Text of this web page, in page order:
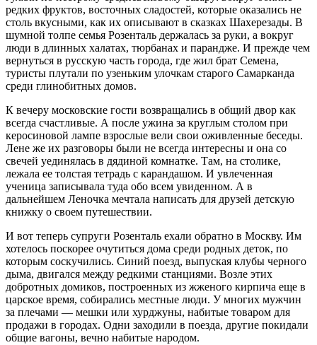
редких фруктов, восточных сладостей, которые оказались не
столь вкусными, как их описывают в сказках Шахерезады. В
шумной толпе семья Розенталь держалась за руки, а вокруг
люди в длинных халатах, тюрбанах и парандже. И прежде чем
вернуться в русскую часть города, где жил брат Семена,
туристы плутали по узеньким улочкам старого Самарканда
среди глинобитных домов.
К вечеру московские гости возвращались в общий двор как
всегда счастливые. А после ужина за круглым столом при
керосиновой лампе взрослые вели свои оживленные беседы.
Лене же их разговоры были не всегда интересны и она со
свечей уединялась в дядиной комнатке. Там, на столике,
лежала ее толстая тетрадь с карандашом. И увлеченная
ученица записывала туда обо всем увиденном. А в
дальнейшем Леночка мечтала написать для друзей детскую
книжку о своем путешествии.
И вот теперь супруги Розенталь ехали обратно в Москву. Им
хотелось поскорее очутиться дома среди родных деток, по
которым соскучились. Синий поезд, выпуская клубы черного
дыма, двигался между редкими станциями. Возле этих
добротных домиков, построенных из жженого кирпича еще в
царское время, собирались местные люди. У многих мужчин
за плечами — мешки или хурджуны, набитые товаром для
продажи в городах. Одни заходили в поезда, другие покидали
общие вагоны, вечно набитые народом.